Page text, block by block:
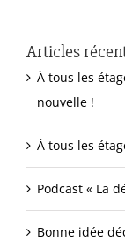
Articles
À tous les
nouvelle !
À tous les
Podcast « La
Bonne idée